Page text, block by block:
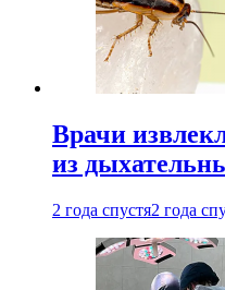
Врачи
из
2 года спустя2 года